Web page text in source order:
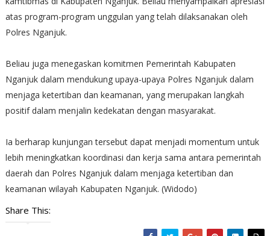
atas program-program unggulan yang telah dilaksanakan oleh
Polres Nganjuk.
Beliau juga menegaskan komitmen Pemerintah Kabupaten
Nganjuk dalam mendukung upaya-upaya Polres Nganjuk dalam
menjaga ketertiban dan keamanan, yang merupakan langkah
positif dalam menjalin kedekatan dengan masyarakat.
Ia berharap kunjungan tersebut dapat menjadi momentum untuk
lebih meningkatkan koordinasi dan kerja sama antara pemerintah
daerah dan Polres Nganjuk dalam menjaga ketertiban dan
keamanan wilayah Kabupaten Nganjuk. (Widodo)
Share This: